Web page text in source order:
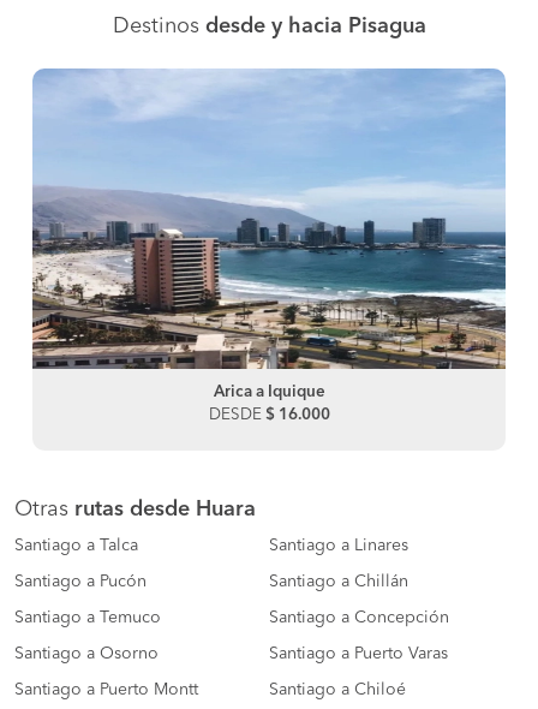
Destinos desde y hacia Pisagua
Arica a Iquique
DESDE $ 16.000
Otras rutas desde Huara
Santiago a Talca Santiago a Linares
Santiago a Pucón Santiago a Chillán
Santiago a Temuco Santiago a Concepción
Santiago a Osorno Santiago a Puerto Varas
Santiago a Puerto Montt Santiago a Chiloé